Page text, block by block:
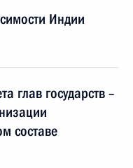
Индии
глав государств –
составе